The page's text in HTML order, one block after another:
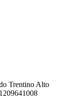
Trentino Alto